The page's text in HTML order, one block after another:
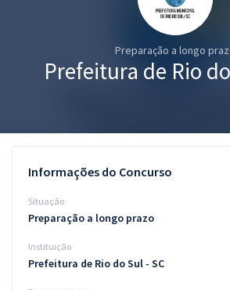
Graduação
Questões grátis
Blog
Preparação a longo
Prefeitura de Rio
Informações do Concurso
Situação
Preparação a longo prazo
Instituição
Prefeitura de Rio do Sul - SC